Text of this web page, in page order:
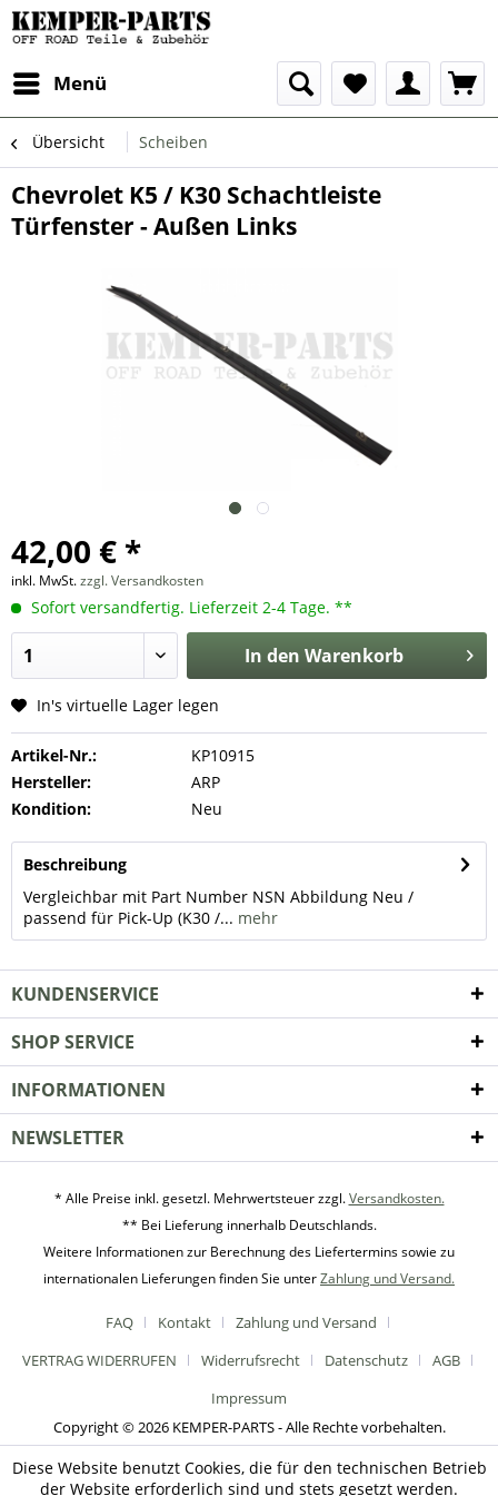
Menü
Übersicht Scheiben
Chevrolet K5 / K30 Schachtleiste
Türfenster - Außen Links
42,00 € *
inkl. MwSt.zzgl. Versandkosten
Sofort versandfertig. Lieferzeit 2-4 Tage. **
In den Warenkorb
In's virtuelle Lager legen
Artikel-Nr.:
KP10915
Hersteller:
ARP
Kondition:
Neu
Beschreibung
Vergleichbar mit Part Number NSN Abbildung Neu /
passend für Pick-Up (K30 /... mehr
KUNDENSERVICE
SHOP SERVICE
INFORMATIONEN
NEWSLETTER
* Alle Preise inkl. gesetzl. Mehrwertsteuer zzgl.Versandkosten.
** Bei Lieferung innerhalb Deutschlands.
Weitere Informationen zur Berechnung des Liefertermins sowie zu
internationalen Lieferungen finden Sie unterZahlung und Versand.
FAQ Kontakt
Zahlung und Versand
VERTRAG WIDERRUFEN
Widerrufsrecht Datenschutz
AGB
Impressum
Copyright © 2026 KEMPER-PARTS - Alle Rechte vorbehalten.
Diese Website benutzt Cookies, die für den technischen Betrieb
der Website erforderlich sind und stets gesetzt werden.